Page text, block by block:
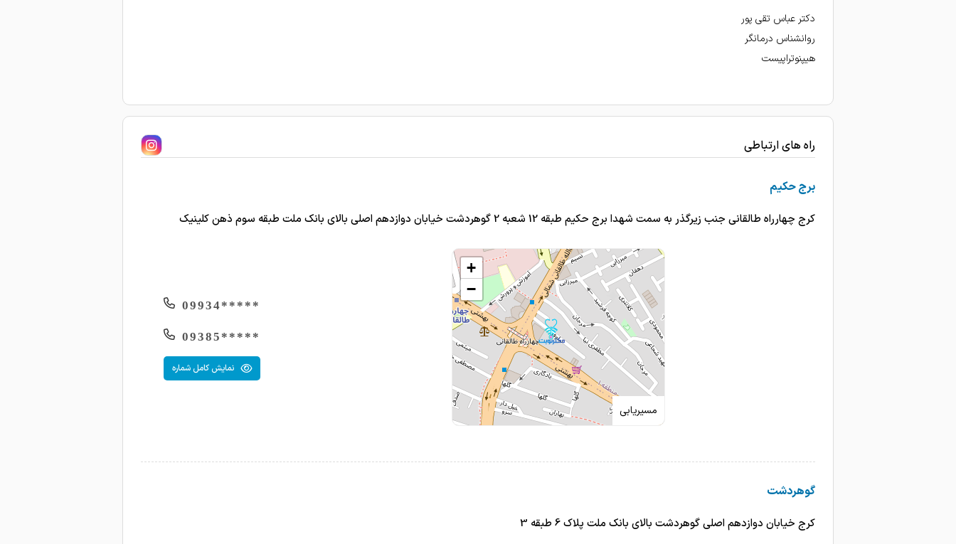
دکتر عباس تقی پور
روانشناس درمانگر
هیپنوتراپیست
راه های ارتباطی
برج حکیم
کرج چهارراه طالقانی جنب زیرگذر به سمت شهدا برج حکیم طبقه 12 شعبه 2 گوهردشت خیابان دوازدهم اصلی بالای بانک ملت طبقه سوم ذهن کلینیک
مسیریابی
+
−
*****09934
*****09385
نمایش کامل شماره
گوهردشت
کرج خیابان دوازدهم اصلی گوهردشت بالای بانک ملت پلاک 6 طبقه 3